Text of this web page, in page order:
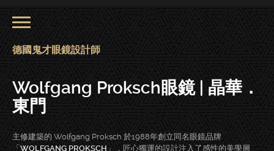
德國鬼才眼鏡設計師
Wolfgang Proksch眼鏡 | 晶華．
東門
主修建築的 Wolfgang Proksch 於1988年創立同名眼鏡品牌
「 WOLFGANG PROKSCH 」，匠心獨運的設計注入了感性的美學層